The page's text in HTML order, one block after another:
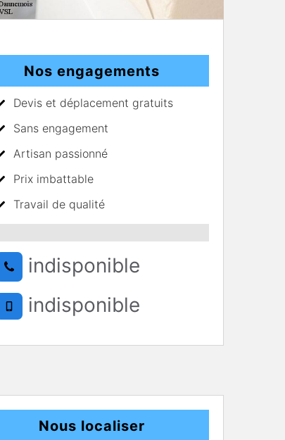
Nos engagements
Devis et déplacement gratuits
Sans engagement
Artisan passionné
Prix imbattable
Travail de qualité
indisponible
indisponible
Nous localiser